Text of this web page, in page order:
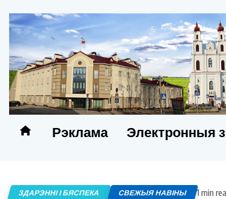
Рэклама Электронныя
ЗДАРЭННІ І БЯСПЕКА СВЕЖЫЯ НАВІНЫ 1 min